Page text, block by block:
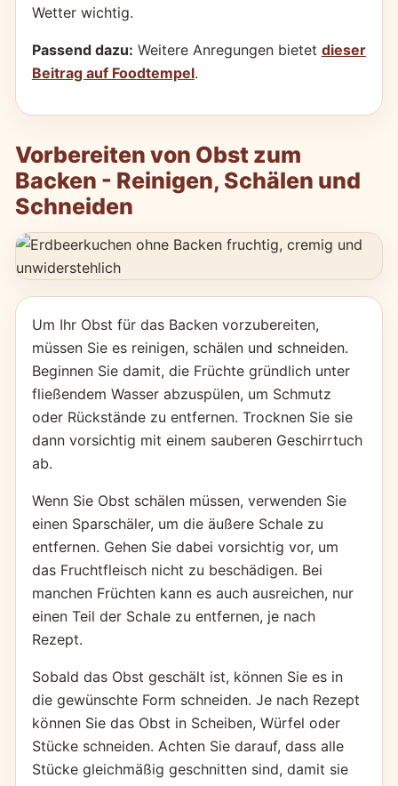
Wetter wichtig.
Passend dazu: Weitere Anregungen bietet dieser
Beitrag auf Foodtempel.
Vorbereiten von Obst zum
Backen - Reinigen, Schälen und
Schneiden
Um Ihr Obst für das Backen vorzubereiten,
müssen Sie es reinigen, schälen und schneiden.
Beginnen Sie damit, die Früchte gründlich unter
fließendem Wasser abzuspülen, um Schmutz
oder Rückstände zu entfernen. Trocknen Sie sie
dann vorsichtig mit einem sauberen Geschirrtuch
ab.
Wenn Sie Obst schälen müssen, verwenden Sie
einen Sparschäler, um die äußere Schale zu
entfernen. Gehen Sie dabei vorsichtig vor, um
das Fruchtfleisch nicht zu beschädigen. Bei
manchen Früchten kann es auch ausreichen, nur
einen Teil der Schale zu entfernen, je nach
Rezept.
Sobald das Obst geschält ist, können Sie es in
die gewünschte Form schneiden. Je nach Rezept
können Sie das Obst in Scheiben, Würfel oder
Stücke schneiden. Achten Sie darauf, dass alle
Stücke gleichmäßig geschnitten sind, damit sie